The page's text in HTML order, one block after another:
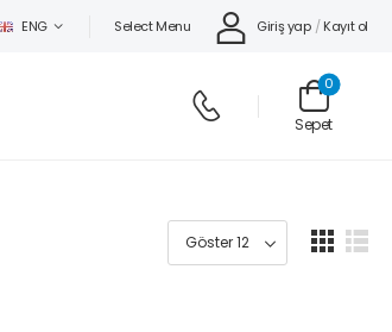
ENG Select Menu Giriş yap / Kayıt ol
Sepet
0